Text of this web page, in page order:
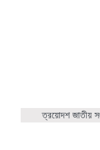
ত্রয়োদশ জাতীয়